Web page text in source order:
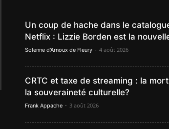
Un coup de hache dans le
Netflix : Lizzie Borden est la
Solenne d'Arnoux de Fleury - 4 août 2026
CRTC et taxe de streaming : la
la souveraineté culturelle?
Frank Appache - 3 août 2026